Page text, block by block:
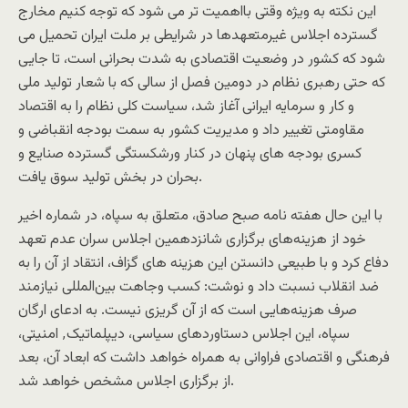
این نکته به ویژه وقتی بااهمیت تر می شود که توجه کنیم مخارج
گسترده اجلاس غیرمتعهدها در شرایطی بر ملت ایران تحمیل می
شود که کشور در وضعیت اقتصادی به شدت بحرانی است، تا جایی
که حتی رهبری نظام در دومین فصل از سالی که با شعار تولید ملی
و کار و سرمایه ایرانی آغاز شد، سیاست کلی نظام را به اقتصاد
مقاومتی تغییر داد و مدیریت کشور به سمت بودجه انقباضی و
کسری بودجه های پنهان در کنار ورشکستگی گسترده صنایع و
بحران در بخش تولید سوق یافت.
با این حال هفته نامه صبح صادق، متعلق به سپاه، در شماره اخیر
خود از هزینه‌های برگزاری شانزدهمین اجلاس سران عدم تعهد
دفاع کرد و با طبیعی دانستن این هزینه های گزاف، انتقاد از آن را به
ضد انقلاب نسبت داد و نوشت: کسب وجاهت بین‌المللی نیازمند
صرف هزینه‌هایی است که از آن گریزی نیست. به ادعای ارگان
سپاه، این اجلاس دستاوردهای سیاسی، دیپلماتیک٬ امنیتی،
فرهنگی و اقتصادی فراوانی به همراه خواهد داشت که ابعاد آن، بعد
از برگزاری اجلاس مشخص خواهد شد.